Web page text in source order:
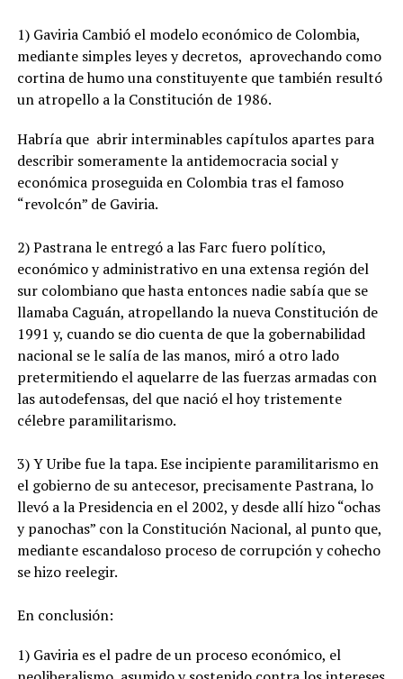
1) Gaviria Cambió el modelo económico de Colombia,
mediante simples leyes y decretos, aprovechando como
cortina de humo una constituyente que también resultó
un atropello a la Constitución de 1986.
Habría que abrir interminables capítulos apartes para
describir someramente la antidemocracia social y
económica proseguida en Colombia tras el famoso
“revolcón” de Gaviria.
2) Pastrana le entregó a las Farc fuero político,
económico y administrativo en una extensa región del
sur colombiano que hasta entonces nadie sabía que se
llamaba Caguán, atropellando la nueva Constitución de
1991 y, cuando se dio cuenta de que la gobernabilidad
nacional se le salía de las manos, miró a otro lado
pretermitiendo el aquelarre de las fuerzas armadas con
las autodefensas, del que nació el hoy tristemente
célebre paramilitarismo.
3) Y Uribe fue la tapa. Ese incipiente paramilitarismo en
el gobierno de su antecesor, precisamente Pastrana, lo
llevó a la Presidencia en el 2002, y desde allí hizo “ochas
y panochas” con la Constitución Nacional, al punto que,
mediante escandaloso proceso de corrupción y cohecho
se hizo reelegir.
En conclusión:
1) Gaviria es el padre de un proceso económico, el